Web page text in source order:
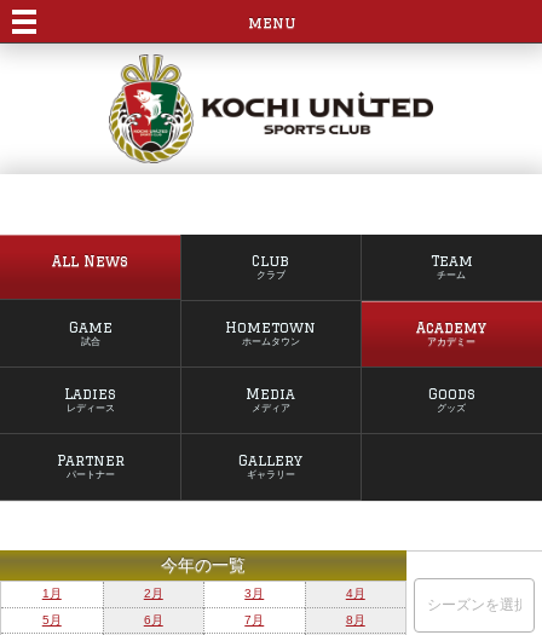
menu
All News Club
クラブ
Team
チーム
Game
試合
Hometown
ホームタウン
Academy
アカデミー
Ladies
レディース
Media
メディア
Goods
グッズ
Partner
パートナー
Gallery
ギャラリー
今年の一覧
1月 2月 3月
4月
5月
6月 7月
8月